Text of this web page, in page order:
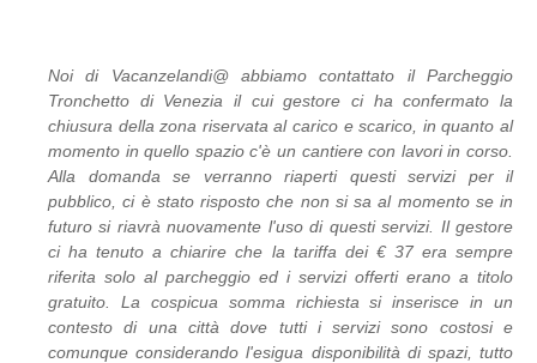
Noi di Vacanzelandi@ abbiamo contattato il Parcheggio
Tronchetto di Venezia il cui gestore ci ha confermato la
chiusura della zona riservata al carico e scarico, in quanto al
momento in quello spazio c'è un cantiere con lavori in corso.
Alla domanda se verranno riaperti questi servizi per il
pubblico, ci è stato risposto che non si sa al momento se in
futuro si riavrà nuovamente l'uso di questi servizi. Il gestore
ci ha tenuto a chiarire che la tariffa dei € 37 era sempre
riferita solo al parcheggio ed i servizi offerti erano a titolo
gratuito. La cospicua somma richiesta si inserisce in un
contesto di una città dove tutti i servizi sono costosi e
comunque considerando l'esigua disponibilità di spazi, tutto